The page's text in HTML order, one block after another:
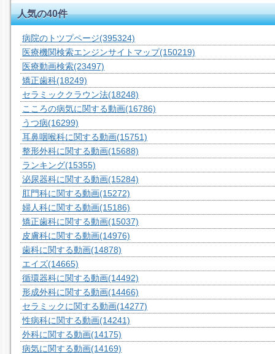
人気の40件
病院のトツプページ(395324)
医療機関検索エンジンサイトマップ(150219)
医療動画検索(23497)
矯正歯科(18249)
セラミッククラウン法(18248)
こころの病気に関する動画(16786)
うつ病(16299)
耳鼻咽喉科に関する動画(15751)
整形外科に関する動画(15688)
ランキング(15355)
泌尿器科に関する動画(15284)
肛門科に関する動画(15272)
婦人科に関する動画(15186)
矯正歯科に関する動画(15037)
皮膚科に関する動画(14976)
歯科に関する動画(14878)
エイズ(14665)
循環器科に関する動画(14492)
形成外科に関する動画(14466)
セラミックに関する動画(14277)
性病科に関する動画(14241)
外科に関する動画(14175)
病気に関する動画(14169)